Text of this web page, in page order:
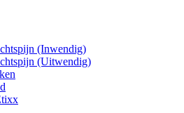
(Inwendig)
(Uitwendig)